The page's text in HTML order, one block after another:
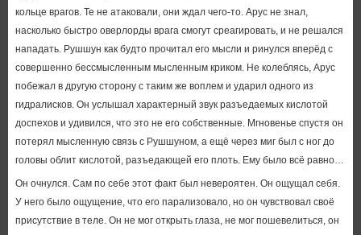
кольце врагов. Те не атаковали, они ждал чего-то. Арус не знал,
насколько быстро оверлорды врага смогут среагировать, и не решался
нападать. Рушшун как будто прочитал его мысли и ринулся вперёд с
совершенно бессмысленным мысленным криком. Не колеблясь, Арус
побежал в другую сторону с таким же воплем и ударил одного из
гидралисков. Он услышал характерный звук разъедаемых кислотой
доспехов и удивился, что это не его собственные. Мгновенье спустя он
потерял мысленную связь с Рушшуном, а ещё через миг был с ног до
головы облит кислотой, разъедающей его плоть. Ему было всё равно…
Он очнулся. Сам по себе этот факт был невероятен. Он ощущал себя.
У него было ощущение, что его парализовало, но он чувствовал своё
присутствие в теле. Он не мог открыть глаза, не мог пошевелиться, он